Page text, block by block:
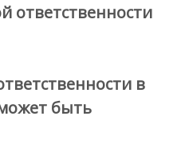
ответственности
в
быть